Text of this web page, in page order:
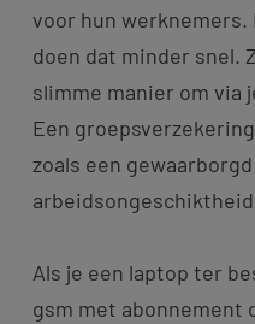
voor hun
doen dat minder snel.
slimme manier om via
Een
zoals een
Als je een laptop ter
gsm met abonnement